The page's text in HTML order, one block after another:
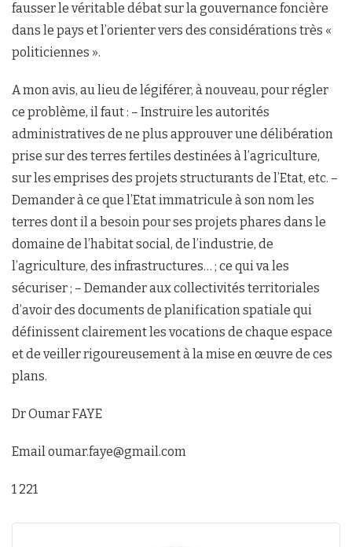
fausser le véritable débat sur la gouvernance foncière
dans le pays et l’orienter vers des considérations très «
politiciennes ».
A mon avis, au lieu de légiférer, à nouveau, pour régler
ce problème, il faut : – Instruire les autorités
administratives de ne plus approuver une délibération
prise sur des terres fertiles destinées à l’agriculture,
sur les emprises des projets structurants de l’Etat, etc. –
Demander à ce que l’Etat immatricule à son nom les
terres dont il a besoin pour ses projets phares dans le
domaine de l’habitat social, de l’industrie, de
l’agriculture, des infrastructures… ; ce qui va les
sécuriser ; – Demander aux collectivités territoriales
d’avoir des documents de planification spatiale qui
définissent clairement les vocations de chaque espace
et de veiller rigoureusement à la mise en œuvre de ces
plans.
Dr Oumar FAYE
Email oumar.faye@gmail.com
1 221